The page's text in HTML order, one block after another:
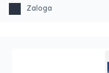
Zaloga